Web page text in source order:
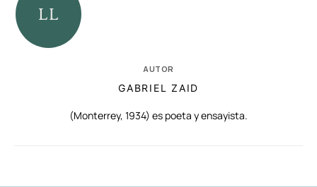
AUTOR
GABRIEL ZAID
(Monterrey, 1934) es poeta y ensayista.